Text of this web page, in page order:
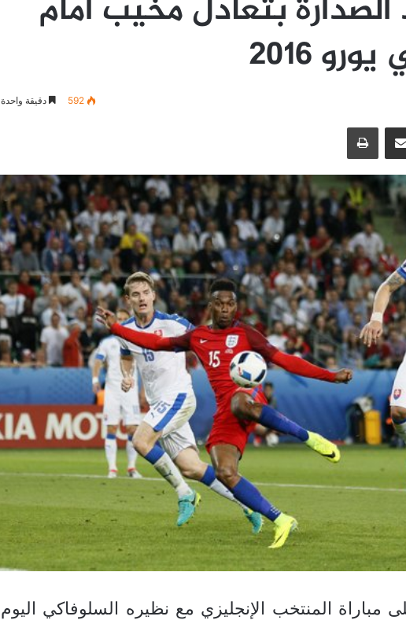
الصدارة بتعادل مخيب أمام
2016
592 دقيقة واحدة
مشاركة عبر البريد طباعة
مباراة المنتخب الإنجليزي مع نظيره السلوفاكي اليوم